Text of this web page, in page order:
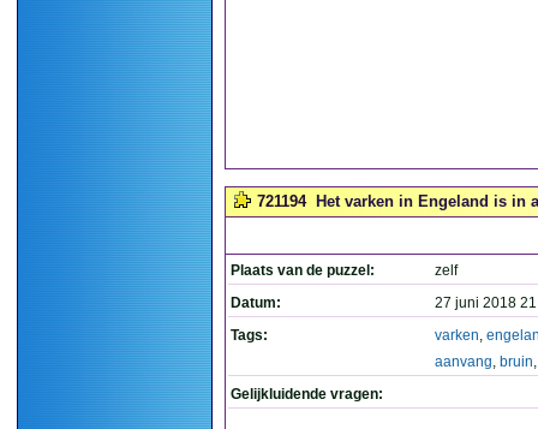
721194 Het varken in Engeland is in
Plaats van de puzzel:
zelf
Datum:
27 juni 2018
Tags:
varken,
aanvang, bruin
Gelijkluidende vragen: